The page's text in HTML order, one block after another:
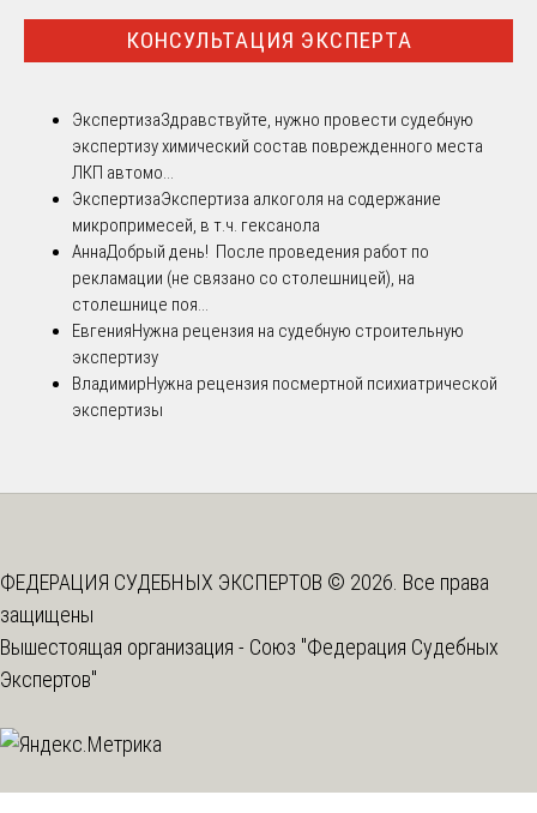
КОНСУЛЬТАЦИЯ ЭКСПЕРТА
ЭкспертизаЗдравствуйте, нужно провести судебную
экспертизу химический состав поврежденного места
ЛКП автомо...
ЭкспертизаЭкспертиза алкоголя на содержание
микропримесей, в т.ч. гексанола
АннаДобрый день! После проведения работ по
рекламации (не связано со столешницей), на
столешнице поя...
ЕвгенияНужна рецензия на судебную строительную
экспертизу
ВладимирНужна рецензия посмертной психиатрической
экспертизы
ФЕДЕРАЦИЯ СУДЕБНЫХ ЭКСПЕРТОВ © 2026. Все права
защищены
Вышестоящая организация - Союз "Федерация Судебных
Экспертов"